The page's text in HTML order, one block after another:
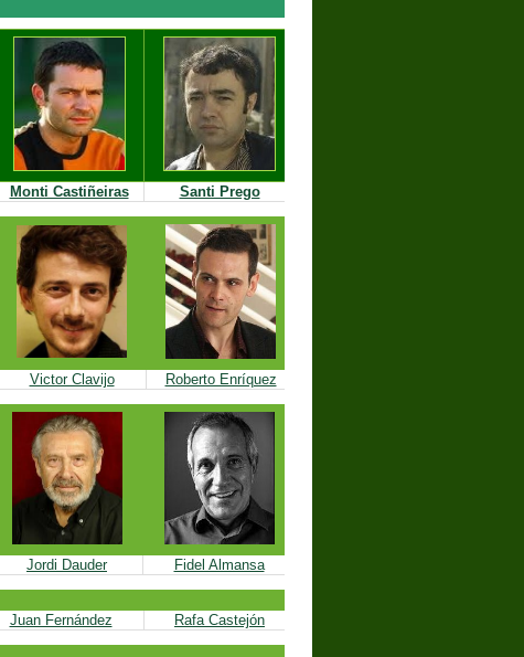
Monti Castiñeiras Santi Prego
Victor Clavijo Roberto Enríquez
Jordi Dauder Fidel Almansa
Juan Fernández Rafa Castejón